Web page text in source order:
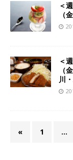
＜
（
＜
（
川
« 1 …